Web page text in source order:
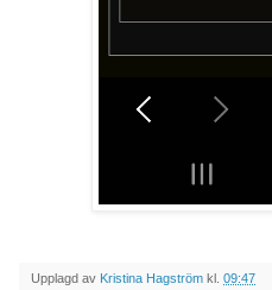
Upplagd av Kristina Hagström kl. 09:47